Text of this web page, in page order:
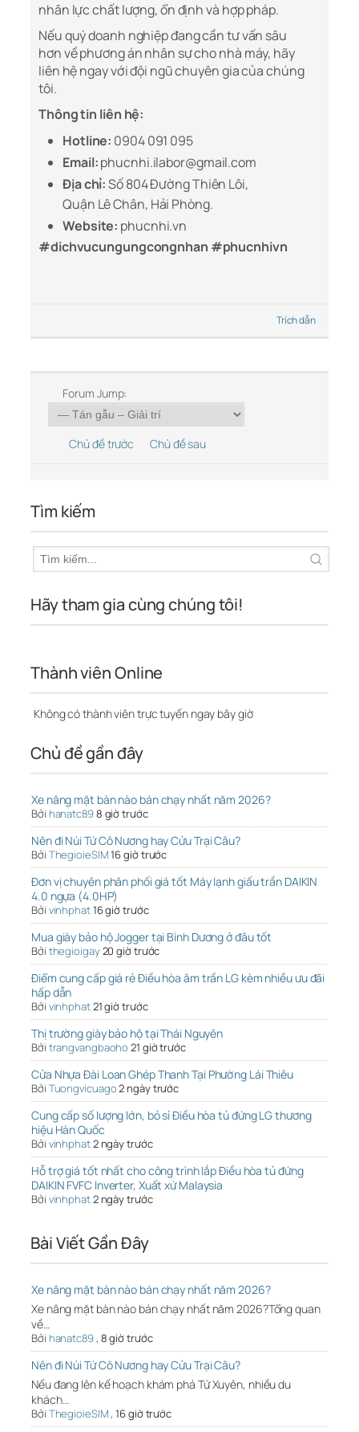
nhân lực chất lượng, ổn định và hợp pháp.
Nếu quý doanh nghiệp đang cần tư vấn sâu
hơn về phương án nhân sự cho nhà máy, hãy
liên hệ ngay với đội ngũ chuyên gia của chúng
tôi.
Thông tin liên hệ:
Hotline: 0904 091 095
Email:phucnhi.ilabor@gmail.com
Địa chỉ:Số 804 Đường Thiên Lôi,
Quận Lê Chân, Hải Phòng.
Website: phucnhi.vn
#dichvucungungcongnhan #phucnhivn
Trích dẫn
Forum Jump:
Chủ đề trước Chủ đề sau
Tìm kiếm
Hãy tham gia cùng chúng tôi!
Thành viên Online
Không có thành viên trực tuyến ngay bây giờ
Chủ đề gần đây
Xe nâng mặt bàn nào bán chạy nhất năm 2026?
Bởi hanatc898 giờ trước
Nên đi Núi Tứ Cô Nương hay Cửu Trại Câu?
Bởi ThegioieSIM16 giờ trước
Đơn vị chuyên phân phối giá tốt Máy lạnh giấu trần DAIKIN
4.0 ngựa (4.0HP)
Bởi vinhphat16 giờ trước
Mua giày bảo hộ Jogger tại Bình Dương ở đâu tốt
Bởi thegioigay20 giờ trước
Điểm cung cấp giá rẻ Điều hòa âm trần LG kèm nhiều ưu đãi
hấp dẫn
Bởi vinhphat21 giờ trước
Thị trường giày bảo hộ tại Thái Nguyên
Bởi trangvangbaoho 21 giờ trước
Cửa Nhựa Đài Loan Ghép Thanh Tại Phường Lái Thiêu
Bởi Tuongvicuago2 ngày trước
Cung cấp số lượng lớn, bỏ sỉ Điều hòa tủ đứng LG thương
hiệu Hàn Quốc
Bởi vinhphat2 ngày trước
Hỗ trợ giá tốt nhất cho công trình lắp Điều hòa tủ đứng
DAIKIN FVFC Inverter, Xuất xứ Malaysia
Bởi vinhphat2 ngày trước
Bài Viết Gần Đây
Xe nâng mặt bàn nào bán chạy nhất năm 2026?
Xe nâng mặt bàn nào bán chạy nhất năm 2026?Tổng quan
về…
Bởi hanatc89, 8 giờ trước
Nên đi Núi Tứ Cô Nương hay Cửu Trại Câu?
Nếu đang lên kế hoạch khám phá Tứ Xuyên, nhiều du
khách…
Bởi ThegioieSIM,16 giờ trước